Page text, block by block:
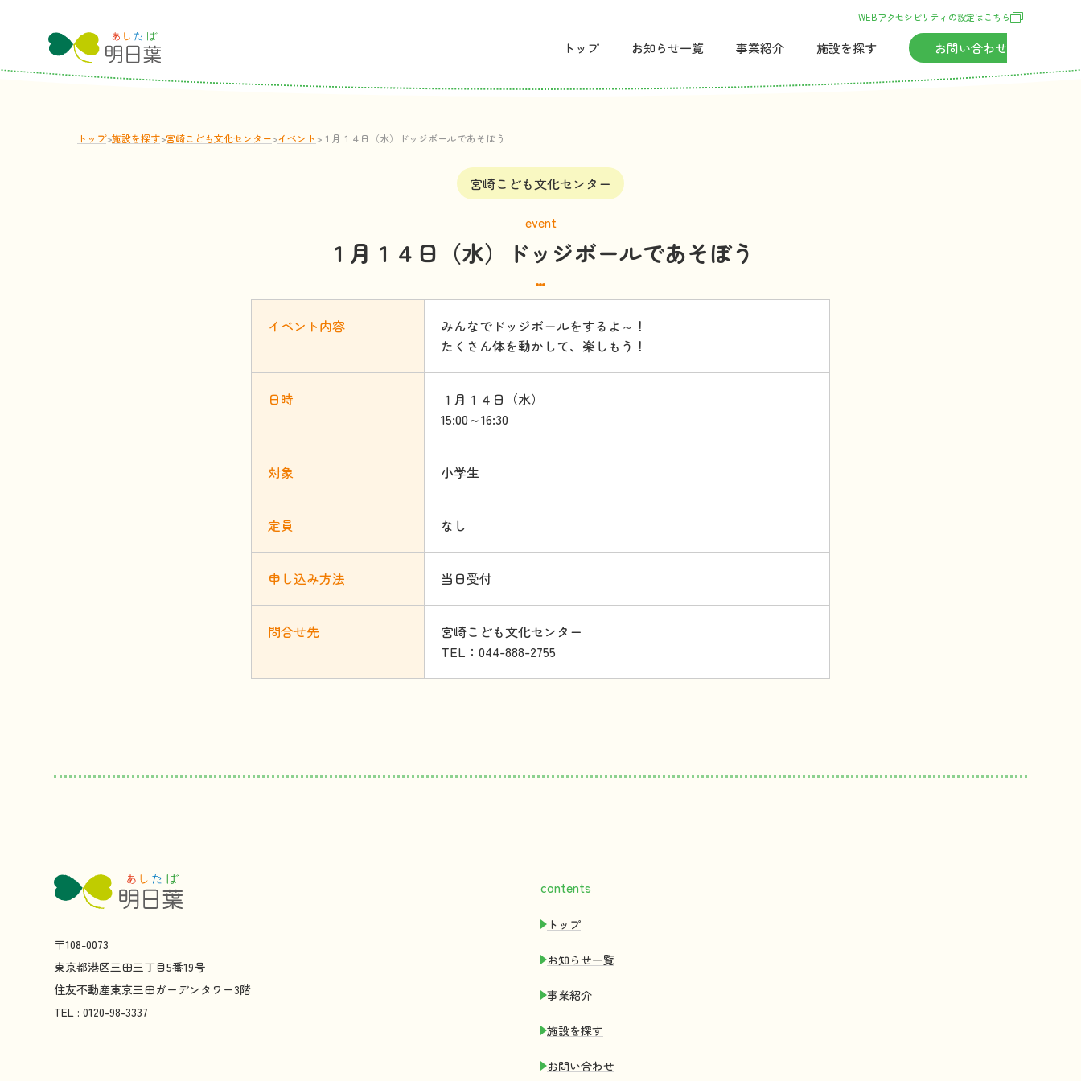
WEBアクセシビリティの設定はこちら
トップ お知らせ一覧 事業紹介 施設を探す お問い合わせ
トップ>施設を探す>宮崎こども文化センター>イベント> １月１４日（水）ドッジボールであそぼう
宮崎こども文化センター
event
１月１４日（水）ドッジボールであそぼう
イベント内容
みんなでドッジボールをするよ～！
たくさん体を動かして、楽しもう！
日時
１月１４日（水）
15:00～16:30
対象 小学生
定員 なし
申 し込み方法 当日受付
問合せ先
宮崎こども文化センター
TEL：044-888-2755
〒108-0073
東京都港区三田三丁目5番19号
住友不動産東京三田ガーデンタワー3階
TEL : 0120-98-3337
contents
トップ
お知 らせ一覧
事業紹介
施設を探す
お問い合わせ